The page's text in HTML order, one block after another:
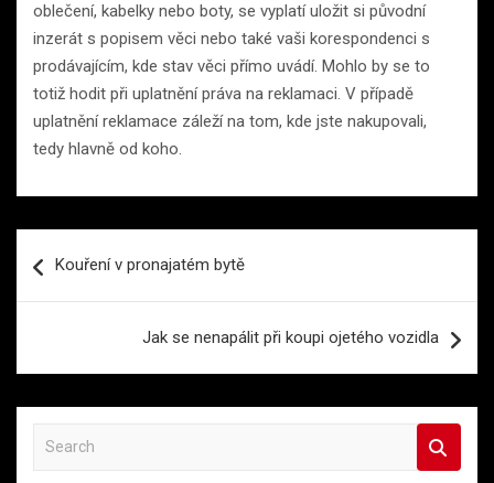
oblečení, kabelky nebo boty, se vyplatí uložit si původní
inzerát s popisem věci nebo také vaši korespondenci s
prodávajícím, kde stav věci přímo uvádí. Mohlo by se to
totiž hodit při uplatnění práva na reklamaci. V případě
uplatnění reklamace záleží na tom, kde jste nakupovali,
tedy hlavně od koho.
proKouření v pronajatém bytě
Jak se nenapálit při koupi ojetého vozidla